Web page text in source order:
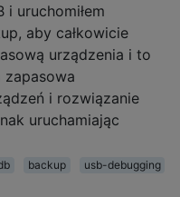
i uruchomiłem
aby całkowicie
urządzenia i to
zapasowa
i rozwiązanie
uruchamiając
backup
usb-debugging